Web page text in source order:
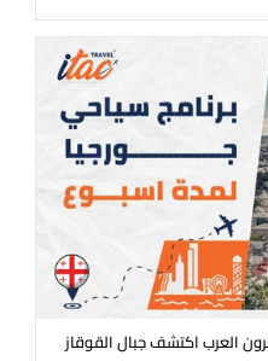
العرب اكتشف جبال القوقاز